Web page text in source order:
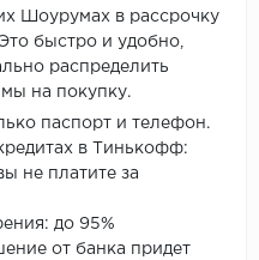
Шоурумах в рассрочку
быстро и удобно,
распределить
на покупку.
паспорт и телефон.
в Тинькофф:
не платите за
до 95%
от банка придет